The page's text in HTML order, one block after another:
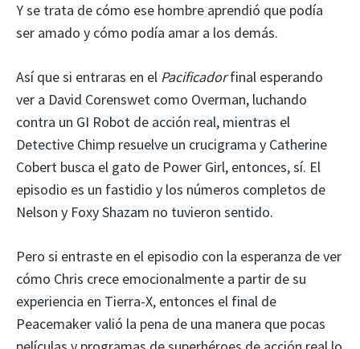
Y se trata de cómo ese hombre aprendió que podía
ser amado y cómo podía amar a los demás.
Así que si entraras en el Pacificadorfinal esperando
ver a David Corenswet como Overman, luchando
contra un GI Robot de acción real, mientras el
Detective Chimp resuelve un crucigrama y Catherine
Cobert busca el gato de Power Girl, entonces, sí. El
episodio es un fastidio y los números completos de
Nelson y Foxy Shazam no tuvieron sentido.
Pero si entraste en el episodio con la esperanza de ver
cómo Chris crece emocionalmente a partir de su
experiencia en Tierra-X, entonces el final de
Peacemaker valió la pena de una manera que pocas